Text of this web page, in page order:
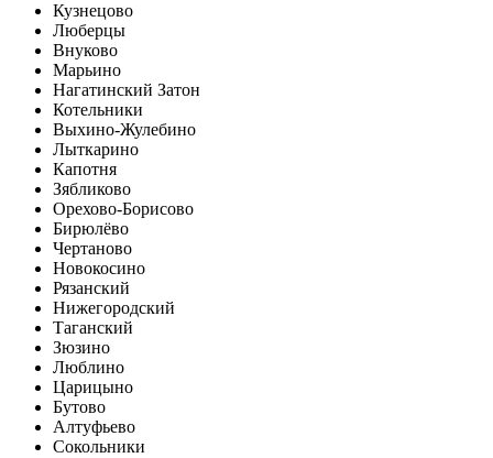
Кузнецово
Люберцы
Внуково
Марьино
Нагатинский Затон
Котельники
Выхино-Жулебино
Лыткарино
Капотня
Зябликово
Орехово-Борисово
Бирюлёво
Чертаново
Новокосино
Рязанский
Нижегородский
Таганский
Зюзино
Люблино
Царицыно
Бутово
Алтуфьево
Сокольники